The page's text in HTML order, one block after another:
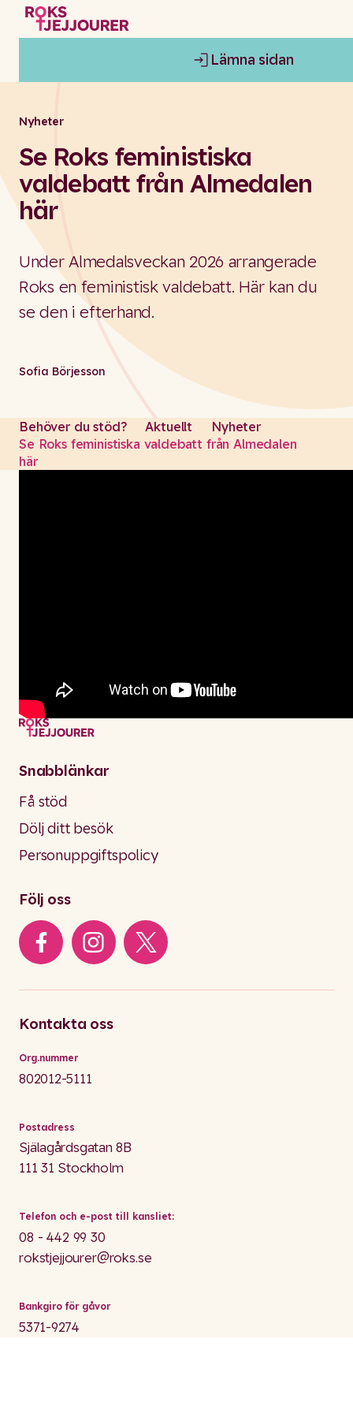
Lämna sidan
Nyheter
Se Roks feministiska
valdebatt från Almedalen
här
Under Almedalsveckan 2026 arrangerade
Roks en feministisk valdebatt. Här kan du
se den i efterhand.
Sofia Börjesson
Behöver du stöd? Aktuellt
Nyheter
Se Roks feministiska valdebatt från Almedalen
här
Snabblänkar
Få stöd
Dölj ditt besök
Personuppgiftspolicy
Följ oss
Kontakta oss
Org.nummer
802012-5111
Postadress
Själagårdsgatan 8B
111 31 Stockholm
Telefon och e-post till kansliet:
08 - 442 99 30
rokstjejjourer@roks.se
Bankgiro för gåvor
5371-9274